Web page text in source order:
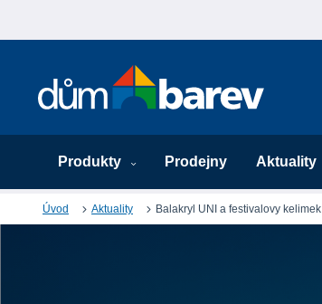
Produkty Prodejny Aktuality
Úvod Aktuality Balakryl UNI a festivalovy kelimek